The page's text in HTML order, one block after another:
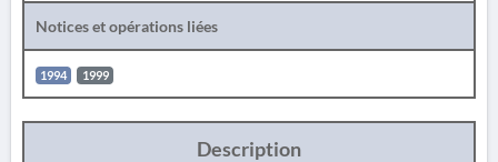
Notices et opérations liées
1994 1999
Description